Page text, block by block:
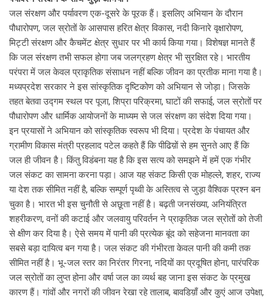
जल संरक्षण और पर्यावरण एक-दूसरे के पूरक हैं। इसलिए अभियान के दौरान
पौधारोपण, जल स्रोतों के आसपास हरित क्षेत्र विकास, नदी किनारे वृक्षारोपण,
मिट्टी संरक्षण और कैचमेंट क्षेत्र सुधार पर भी कार्य किया गया। विशेषज्ञ मानते हैं
कि जल संरक्षण तभी सफल होगा जब जलग्रहण क्षेत्र भी सुरक्षित रहे। भारतीय
परंपरा में जल केवल प्राकृतिक संसाधन नहीं बल्कि जीवन का प्रतीक माना गया है।
मध्यप्रदेश सरकार ने इस सांस्कृतिक दृष्टिकोण को अभियान से जोड़ा। जिसके
तहत बेतवा उद्गम स्थल पर पूजा, शिप्रा परिक्रमा, घाटों की सफाई, जल स्रोतों पर
पौधारोपण और धार्मिक आयोजनों के माध्यम से जल संरक्षण का संदेश दिया गया।
इन प्रयासों ने अभियान को सांस्कृतिक स्वरूप भी दिया। प्रदेश के पंचायत और
ग्रामीण विकास मंत्री प्रहलाद पटेल कहते हैं कि पीढिय़ों से हम सुनते आए हैं कि
जल ही जीवन है। किंतु विडंबना यह है कि इस सत्य को समझने में हमें एक गंभीर
जल संकट का सामना करना पड़ा। आज यह संकट किसी एक मोहल्ले, शहर, राज्य
या देश तक सीमित नहीं है, बल्कि सम्पूर्ण पृथ्वी के अस्तित्व से जुड़ा वैश्विक प्रश्न बन
चुका है। भारत भी इस चुनौती से अछूता नहीं है। बढ़ती जनसंख्या, अनियंत्रित
शहरीकरण, वनों की कटाई और जलवायु परिवर्तन ने प्राकृतिक जल स्रोतों को तेजी
से क्षीण कर दिया है। ऐसे समय में पानी की प्रत्येक बूंद को सहेजना मानवता का
सबसे बड़ा दायित्व बन गया है। जल संकट की गंभीरता केवल पानी की कमी तक
सीमित नहीं है। भू-जल स्तर का निरंतर गिरना, नदियों का प्रदूषित होना, पारंपरिक
जल स्रोतों का लुप्त होना और वर्षा जल का व्यर्थ बह जाना इस संकट के प्रमुख
कारण हैं। गांवों और नगरों की जीवन रेखा रहे तालाब, बावडिय़ाँ और कुएं आज उपेक्षा,